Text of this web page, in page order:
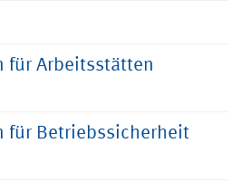
für Arbeitsstätten
für Betriebssicherheit